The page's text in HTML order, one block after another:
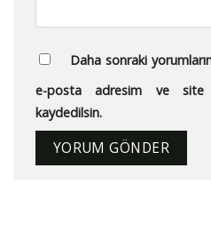
Daha sonraki
e-posta adresim ve site
kaydedilsin.